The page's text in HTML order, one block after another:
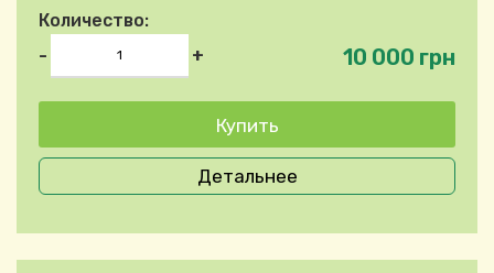
Количество:
-
+ 10 000 грн
Детальнее